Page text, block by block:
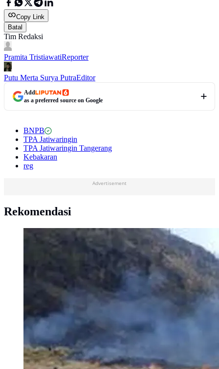
Copy Link
Batal
Tim Redaksi
Pramita TristiawatiReporter
Putu Merta Surya PutraEditor
Add
as a preferred source on Google
BNPB
TPA Jatiwaringin
TPA Jatiwaringin Tangerang
Kebakaran
reg
Advertisement
Rekomendasi